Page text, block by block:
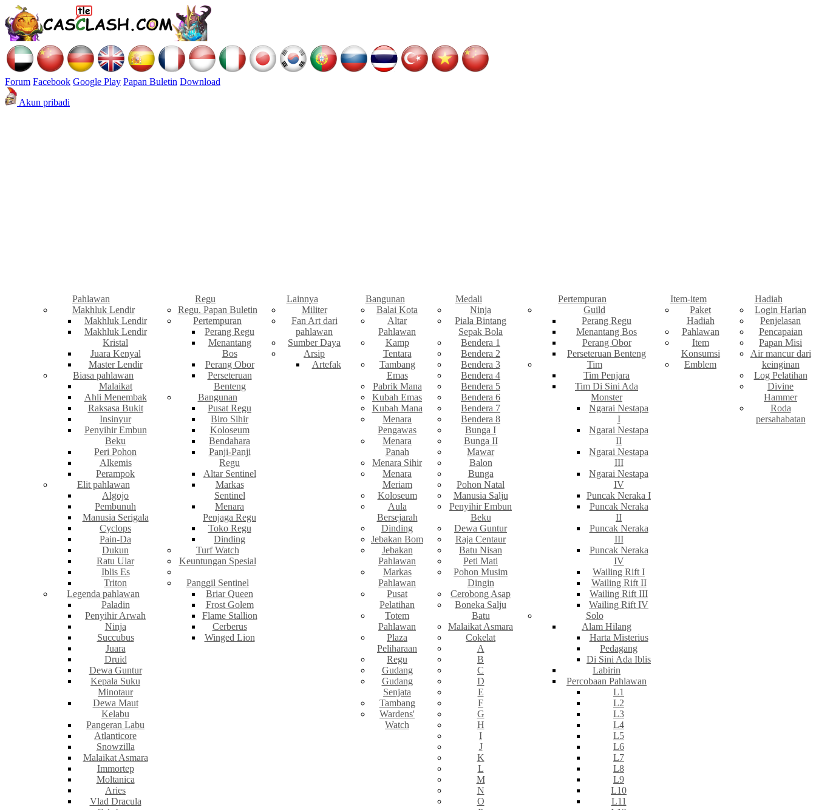
Forum Facebook Google Play Papan Buletin Download
Akun pribadi
Pahlawan
Makhluk Lendir
Makhluk Lendir
Makhluk Lendir
Kristal
Juara Kenyal
Master Lendir
Biasa pahlawan
Malaikat
Ahli Menembak
Raksasa Bukit
Insinyur
Penyihir Embun
Beku
Peri Pohon
Alkemis
Perampok
Elit pahlawan
Algojo
Pembunuh
Manusia Serigala
Cyclops
Pain-Da
Dukun
Ratu Ular
Iblis Es
Triton
Legenda pahlawan
Paladin
Penyihir Arwah
Ninja
Succubus
Juara
Druid
Dewa Guntur
Kepala Suku
Minotaur
Dewa Maut
Kelabu
Pangeran Labu
Atlanticore
Snowzilla
Malaikat Asmara
Immortep
Moltanica
Aries
Vlad Dracula
Regu
Regu. Papan Buletin
Pertempuran
Perang Regu
Menantang
Bos
Perang Obor
Perseteruan
Benteng
Bangunan
Pusat Regu
Biro Sihir
Koloseum
Bendahara
Panji-Panji
Regu
Altar Sentinel
Markas
Sentinel
Menara
Penjaga Regu
Toko Regu
Dinding
Turf Watch
Keuntungan Spesial
Panggil Sentinel
Briar Queen
Frost Golem
Flame Stallion
Cerberus
Winged Lion
Lainnya
Militer
Fan Art dari
pahlawan
Sumber Daya
Arsip
Artefak
Bangunan
Balai Kota
Altar
Pahlawan
Kamp
Tentara
Tambang
Emas
Pabrik Mana
Kubah Emas
Kubah Mana
Menara
Pengawas
Menara
Panah
Menara Sihir
Menara
Meriam
Koloseum
Aula
Bersejarah
Dinding
Jebakan Bom
Jebakan
Pahlawan
Markas
Pahlawan
Pusat
Pelatihan
Totem
Pahlawan
Plaza
Peliharaan
Regu
Gudang
Gudang
Senjata
Tambang
Wardens'
Watch
Medali
Ninja
Piala Bintang
Sepak Bola
Bendera 1
Bendera 2
Bendera 3
Bendera 4
Bendera 5
Bendera 6
Bendera 7
Bendera 8
Bunga I
Bunga II
Mawar
Balon
Bunga
Pohon Natal
Manusia Salju
Penyihir Embun
Beku
Dewa Guntur
Raja Centaur
Batu Nisan
Peti Mati
Pohon Musim
Dingin
Cerobong Asap
Boneka Salju
Batu
Malaikat Asmara
Cokelat
A
B
C
D
E
F
G
H
I
J
K
L
M
N
O
Pertempuran
Guild
Perang Regu
Menantang Bos
Perang Obor
Perseteruan Benteng
Tim
Tim Penjara
Tim Di Sini Ada
Monster
Ngarai Nestapa
I
Ngarai Nestapa
II
Ngarai Nestapa
III
Ngarai Nestapa
IV
Puncak Neraka I
Puncak Neraka
II
Puncak Neraka
III
Puncak Neraka
IV
Wailing Rift I
Wailing Rift II
Wailing Rift III
Wailing Rift IV
Solo
Alam Hilang
Harta Misterius
Pedagang
Di Sini Ada Iblis
Labirin
Percobaan Pahlawan
L1
L2
L3
L4
L5
L6
L7
L8
L9
L10
L11
Item-item
Paket
Hadiah
Pahlawan
Item
Konsumsi
Emblem
Hadiah
Login Harian
Penjelasan
Pencapaian
Papan Misi
Air mancur dari
keinginan
Log Pelatihan
Divine
Hammer
Roda
persahabatan